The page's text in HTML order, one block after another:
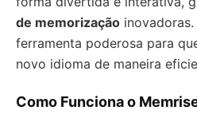
de memorização
ferramenta poderosa para
novo idioma de maneira
Como Funciona o